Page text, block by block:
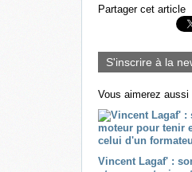
Partager cet article
S'inscrire à la
Vous aimerez aussi
Vincent Lagaf' :